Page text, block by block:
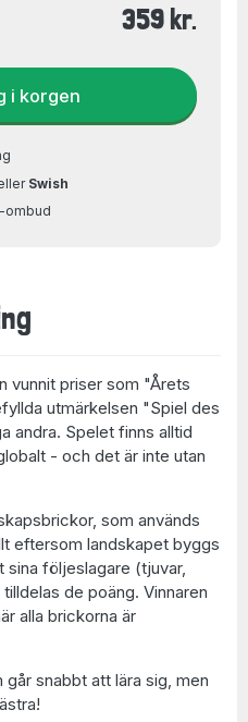
359 kr.
i korgen
Swish
ombud
vunnit priser som "Årets
utmärkelsen "Spiel des
andra. Spelet finns alltid
- och det är inte utan
som används
eftersom landskapet byggs
sina följeslagare (tjuvar,
de poäng. Vinnaren
alla brickorna är
snabbt att lära sig, men